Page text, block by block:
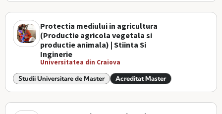
Protectia mediului in agricultura
(Productie agricola vegetala si
productie animala) | Stiinta Si
Inginerie
Universitatea din Craiova
Studii Universitare de Master Acreditat Master